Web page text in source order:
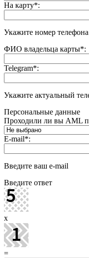
На карту*:
Укажите номер
ФИО владельца карты*:
Telegram*:
Укажите актуальный
Персональные данные
Проходили ли вы AML
E-mail*:
Введите ваш e-mail
Введите ответ
x
=